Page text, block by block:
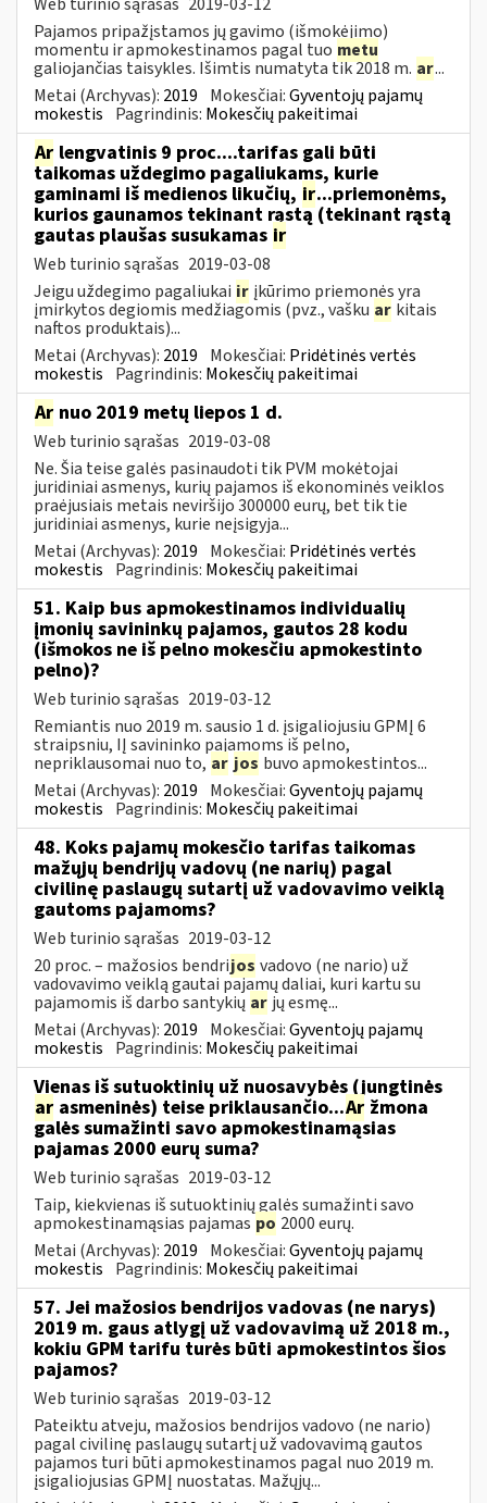
Pajamos pripažįstamos jų gavimo (išmokėjimo)
momentu ir apmokestinamos pagal tuo metu
galiojančias taisykles. Išimtis numatyta tik 2018 m. ar...
Metai (Archyvas): 2019 Mokesčiai:Gyventojų pajamų
mokestis Pagrindinis: Mokesčių pakeitimai
Ar lengvatinis 9 proc....tarifas gali būti
taikomas uždegimo pagaliukams, kurie
gaminami iš medienos likučių, ir...priemonėms,
kurios gaunamos tekinant rąstą (tekinant rąstą
gautas plaušas susukamas ir
Web turinio sąrašas 2019-03-08
Jeigu uždegimo pagaliukai ir įkūrimo priemonės yra
įmirkytos degiomis medžiagomis (pvz., vašku ar kitais
naftos produktais)...
Metai (Archyvas): 2019 Mokesčiai: Pridėtinės vertės
mokestis Pagrindinis: Mokesčių pakeitimai
Ar nuo 2019 metų liepos 1 d.
Web turinio sąrašas 2019-03-08
Ne. Šia teise galės pasinaudoti tik PVM mokėtojai
juridiniai asmenys, kurių pajamos iš ekonominės veiklos
praėjusiais metais neviršijo 300000 eurų, bet tik tie
juridiniai asmenys, kurie neįsigyja...
Metai (Archyvas): 2019 Mokesčiai: Pridėtinės vertės
mokestis Pagrindinis: Mokesčių pakeitimai
51. Kaip bus apmokestinamos individualių
įmonių savininkų pajamos, gautos 28 kodu
(išmokos ne iš pelno mokesčiu apmokestinto
pelno)?
Web turinio sąrašas 2019-03-12
Remiantis nuo 2019 m. sausio 1 d. įsigaliojusiu GPMĮ 6
straipsniu, IĮ savininko pajamoms iš pelno,
nepriklausomai nuo to, ar jos buvo apmokestintos...
Metai (Archyvas): 2019 Mokesčiai:Gyventojų pajamų
mokestis Pagrindinis: Mokesčių pakeitimai
48. Koks pajamų mokesčio tarifas taikomas
mažųjų bendrijų vadovų (ne narių) pagal
civilinę paslaugų sutartį už vadovavimo veiklą
gautoms pajamoms?
Web turinio sąrašas 2019-03-12
20 proc. – mažosios bendrijos vadovo (ne nario) už
vadovavimo veiklą gautai pajamų daliai, kuri kartu su
pajamomis iš darbo santykių ar jų esmę...
Metai (Archyvas): 2019 Mokesčiai:Gyventojų pajamų
mokestis Pagrindinis: Mokesčių pakeitimai
Vienas iš sutuoktinių už nuosavybės (jungtinės
ar asmeninės) teise priklausančio...Ar žmona
galės sumažinti savo apmokestinamąsias
pajamas 2000 eurų suma?
Web turinio sąrašas 2019-03-12
Taip, kiekvienas iš sutuoktinių galės sumažinti savo
apmokestinamąsias pajamas po 2000 eurų.
Metai (Archyvas): 2019 Mokesčiai:Gyventojų pajamų
mokestis Pagrindinis: Mokesčių pakeitimai
57. Jei mažosios bendrijos vadovas (ne narys)
2019 m. gaus atlygį už vadovavimą už 2018 m.,
kokiu GPM tarifu turės būti apmokestintos šios
pajamos?
Web turinio sąrašas 2019-03-12
Pateiktu atveju, mažosios bendrijos vadovo (ne nario)
pagal civilinę paslaugų sutartį už vadovavimą gautos
pajamos turi būti apmokestinamos pagal nuo 2019 m.
įsigaliojusias GPMĮ nuostatas. Mažųjų...